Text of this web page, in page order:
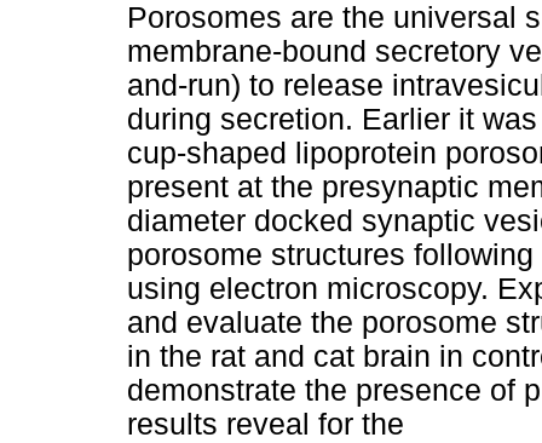
Porosomes are the universal
membrane-bound secretory
and-run) to release
during secretion. Earlier it
cup-shaped lipoprotein
present at the presynaptic
diameter docked synaptic
porosome structures
using electron microscopy.
and evaluate the porosome
in the rat and cat brain in
demonstrate the presence of
results reveal for the